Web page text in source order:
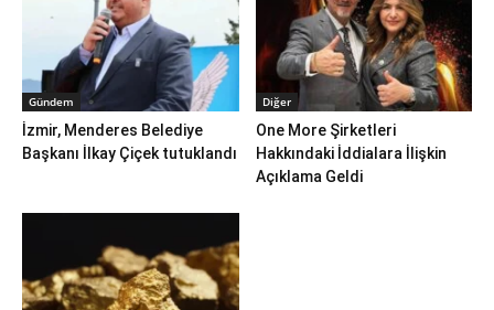
Gündem
İzmir, Menderes Belediye
Başkanı İlkay Çiçek tutuklandı
Diğer
One More Şirketleri
Hakkındaki İddialara İlişkin
Açıklama Geldi